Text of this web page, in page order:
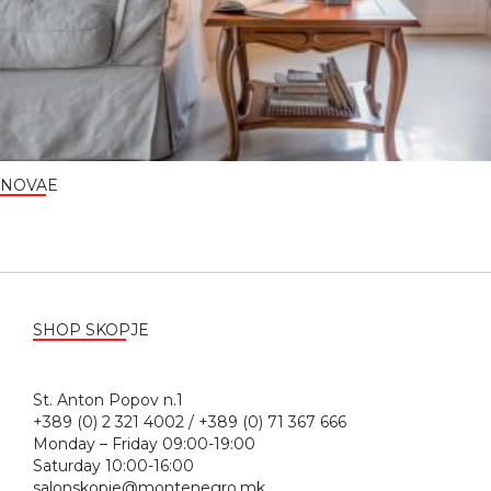
NOVAE
SHOP SKOPJE
St. Anton Popov n.1
+389 (0) 2 321 4002 / +389 (0) 71 367 666
Monday – Friday 09:00-19:00
Saturday 10:00-16:00